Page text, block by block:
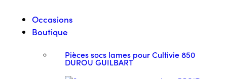
Occasions
Boutique
Pièces socs lames pour Cultivie 850
DUROU GUILBART